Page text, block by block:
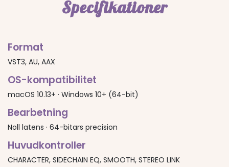
Specifikationer
Format
VST3, AU, AAX
OS-kompatibilitet
macOS 10.13+ · Windows 10+ (64-bit)
Bearbetning
Noll latens · 64-bitars precision
Huvudkontroller
CHARACTER, SIDECHAIN EQ, SMOOTH, STEREO LINK